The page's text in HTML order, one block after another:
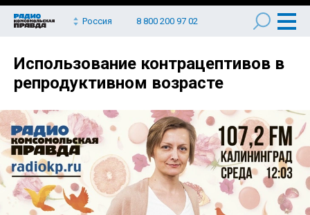
Россия 8 800 200 97 02
Использование контрацептивов в
репродуктивном возрасте